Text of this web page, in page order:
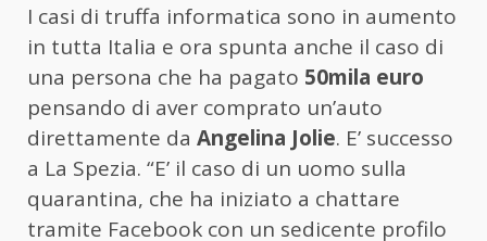
I casi di truffa informatica sono in aumento
in tutta Italia e ora spunta anche il caso di
una persona che ha pagato 50mila euro
pensando di aver comprato un’auto
direttamente da Angelina Jolie. E’ successo
a La Spezia. “E’ il caso di un uomo sulla
quarantina, che ha iniziato a chattare
tramite Facebook con un sedicente profilo